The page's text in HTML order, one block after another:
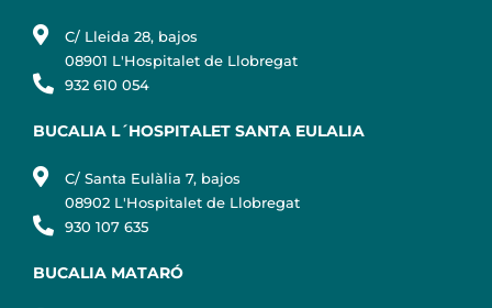
C/ Lleida 28, bajos
08901 L'Hospitalet de Llobregat
932 610 054
BUCALIA L´HOSPITALET SANTA EULALIA
C/ Santa Eulàlia 7, bajos
08902 L'Hospitalet de Llobregat
930 107 635
BUCALIA MATARÓ